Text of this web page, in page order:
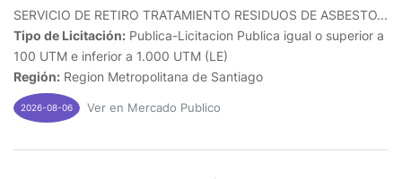
SERVICIO DE RETIRO TRATAMIENTO RESIDUOS DE ASBESTO...
Tipo de Licitación: Publica-Licitacion Publica igual o superior a
100 UTM e inferior a 1.000 UTM (LE)
Región: Region Metropolitana de Santiago
2026-08-06 Ver en Mercado Publico